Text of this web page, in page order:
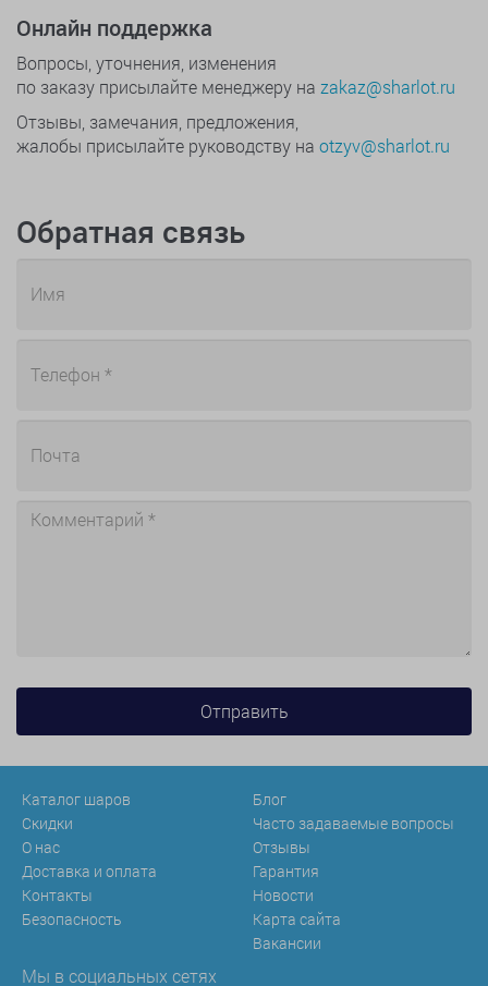
Онлайн поддержка
Вопросы, уточнения, изменения
по заказу присылайте менеджеру на zakaz@sharlot.ru
Отзывы, замечания, предложения,
жалобы присылайте руководству на otzyv@sharlot.ru
Обратная связь
Каталог шаров
Скидки
О нас
Доставка и оплата
Контакты
Безопасность
Блог
Часто задаваемые вопросы
Отзывы
Гарантия
Новости
Карта сайта
Вакансии
Мы в социальных сетях